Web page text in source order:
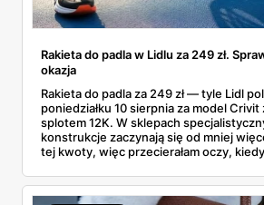
Rakieta do padla w Lidlu za 249 zł.
okazja
Rakieta do padla za 249 zł — tyle Lidl
poniedziałku 10 sierpnia za model
splotem 12K. W sklepach
konstrukcje zaczynają się od mniej
tej kwoty, więc przecierałam oczy,
najszybciej rosnący sport w Polsce:
lawinowo, a chętnych jeszcze szybciej.